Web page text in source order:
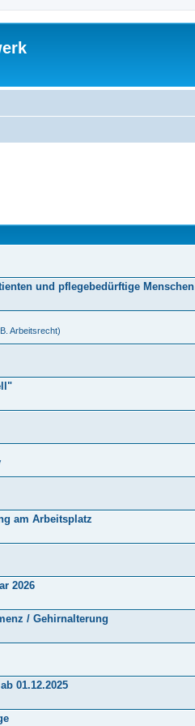
und pflegebedürftige Menschen
Arbeitsrecht)
am Arbeitsplatz
2026
/ Gehirnalterung
01.12.2025